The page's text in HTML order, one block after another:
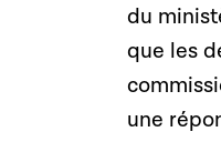
du
que les
une